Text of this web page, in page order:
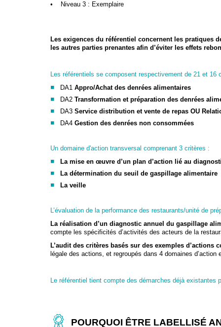
• Niveau 3 : Exemplaire
Les exigences du référentiel concernent les pratiques
les autres parties prenantes afin d’éviter les effets
Les référentiels se composent respectivement de 21 et 16
DA1 Appro/Achat des denrées alimentaires
DA2 Transformation et préparation des denrées
DA3 Service distribution et vente de repas OU
DA4 Gestion des denrées non consommées
Un domaine d'action transversal comprenant 3 critères :
La mise en œuvre d’un plan d’action lié au
La détermination du seuil de gaspillage alimentaire
La veille
L’évaluation de la performance des restaurants/unité de
La réalisation d’un diagnostic annuel du gaspillage
compte les spécificités d’activités des acteurs de la
L’audit des critères basés sur des exemples d’actions
légale des actions, et regroupés dans 4 domaines d’action
Le référentiel tient compte des démarches déjà
POURQUOI ÊTRE LABELLISÉ